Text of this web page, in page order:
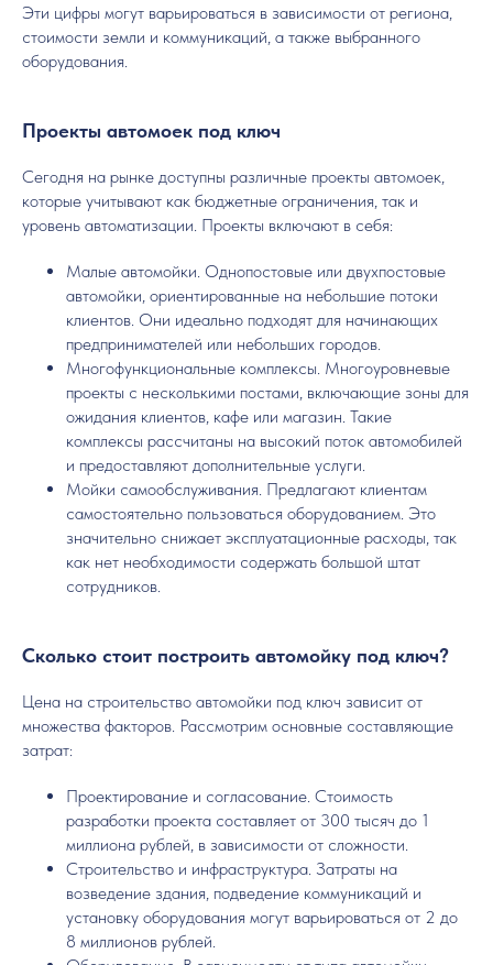
Эти цифры могут варьироваться в зависимости от региона,
стоимости земли и коммуникаций, а также выбранного
оборудования.
Проекты автомоек под ключ
Сегодня на рынке доступны различные проекты автомоек,
которые учитывают как бюджетные ограничения, так и
уровень автоматизации. Проекты включают в себя:
Малые автомойки. Однопостовые или двухпостовые
автомойки, ориентированные на небольшие потоки
клиентов. Они идеально подходят для начинающих
предпринимателей или небольших городов.
Многофункциональные комплексы. Многоуровневые
проекты с несколькими постами, включающие зоны для
ожидания клиентов, кафе или магазин. Такие
комплексы рассчитаны на высокий поток автомобилей
и предоставляют дополнительные услуги.
Мойки самообслуживания. Предлагают клиентам
самостоятельно пользоваться оборудованием. Это
значительно снижает эксплуатационные расходы, так
как нет необходимости содержать большой штат
сотрудников.
Сколько стоит построить автомойку под ключ?
Цена на строительство автомойки под ключ зависит от
множества факторов. Рассмотрим основные составляющие
затрат:
Проектирование и согласование. Стоимость
разработки проекта составляет от 300 тысяч до 1
миллиона рублей, в зависимости от сложности.
Строительство и инфраструктура. Затраты на
возведение здания, подведение коммуникаций и
установку оборудования могут варьироваться от 2 до
8 миллионов рублей.